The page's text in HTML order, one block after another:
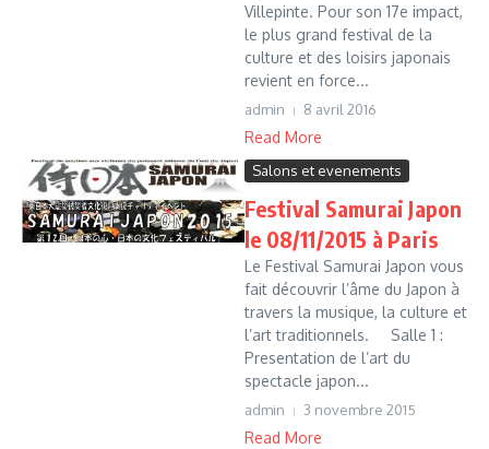
Villepinte. Pour son 17e impact,
le plus grand festival de la
culture et des loisirs japonais
revient en force...
admin 8 avril 2016
Read More
Salons et evenements
Festival Samurai Japon
le 08/11/2015 à Paris
Le Festival Samurai Japon vous
fait découvrir l’âme du Japon à
travers la musique, la culture et
l’art traditionnels. Salle 1 :
Presentation de l’art du
spectacle japon...
admin 3 novembre 2015
Read More